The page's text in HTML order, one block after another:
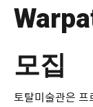
모집
토탈미술관은